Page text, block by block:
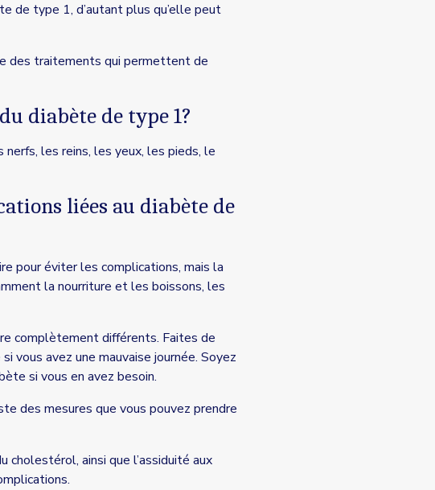
de type 1, d’autant plus qu’elle peut
des traitements qui permettent de
diabète de type 1?
les reins, les yeux, les pieds, le
liées au diabète de
pour éviter les complications, mais la
la nourriture et les boissons, les
complètement différents. Faites de
vous avez une mauvaise journée. Soyez
si vous en avez besoin.
des mesures que vous pouvez prendre
ainsi que l’assiduité aux